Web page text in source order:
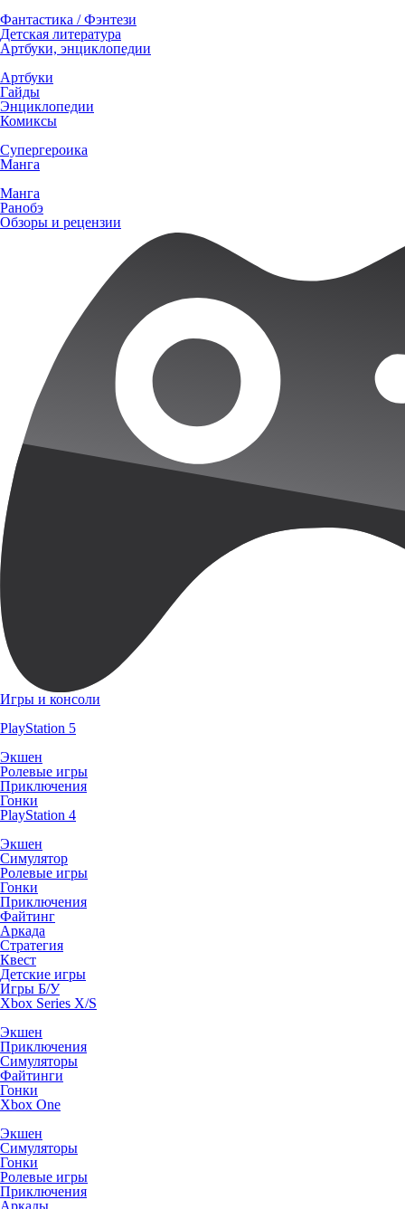
Фантастика / Фэнтези
Детская литература
Артбуки, энциклопедии
Артбуки
Гайды
Энциклопедии
Комиксы
Супергероика
Манга
Манга
Ранобэ
Обзоры и рецензии
Игры и консоли
PlayStation 5
Экшен
Ролевые игры
Приключения
Гонки
PlayStation 4
Экшен
Симулятор
Ролевые игры
Гонки
Приключения
Файтинг
Аркада
Стратегия
Квест
Детские игры
Игры Б/У
Xbox Series X/S
Экшен
Приключения
Симуляторы
Файтинги
Гонки
Xbox One
Экшен
Симуляторы
Гонки
Ролевые игры
Приключения
Аркады